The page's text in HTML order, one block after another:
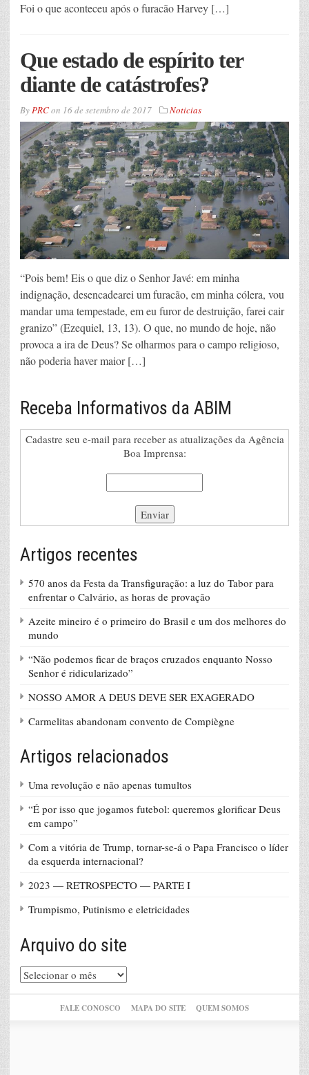
Foi o que aconteceu após o furacão Harvey […]
Que estado de espírito ter
diante de catástrofes?
ByPRCon 16 de setembro de 2017 Noticias
“Pois bem! Eis o que diz o Senhor Javé: em minha
indignação, desencadearei um furacão, em minha cólera, vou
mandar uma tempestade, em eu furor de destruição, farei cair
granizo” (Ezequiel, 13, 13). O que, no mundo de hoje, não
provoca a ira de Deus? Se olharmos para o campo religioso,
não poderia haver maior […]
Receba Informativos da ABIM
Cadastre seu e-mail para receber as atualizações da Agência
Boa Imprensa:
Artigos recentes
570 anos da Festa da Transfiguração: a luz do Tabor para
enfrentar o Calvário, as horas de provação
Azeite mineiro é o primeiro do Brasil e um dos melhores do
mundo
“Não podemos ficar de braços cruzados enquanto Nosso
Senhor é ridicularizado”
NOSSO AMOR A DEUS DEVE SER EXAGERADO
Carmelitas abandonam convento de Compiègne
Artigos relacionados
Uma revolução e não apenas tumultos
“É por isso que jogamos futebol: queremos glorificar Deus
em campo”
Com a vitória de Trump, tornar-se-á o Papa Francisco o líder
da esquerda internacional?
2023 — RETROSPECTO — PARTE I
Trumpismo, Putinismo e eletricidades
Arquivo do site
Arquivo
do
FALE CONOSCO MAPA DO SITE QUEM SOMOS